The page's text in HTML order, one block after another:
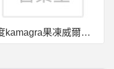
到無責任艦長？
英
雄聯盟- LIKAI還是PCS上路之光嗎? LIKAI還是PCS上路之光嗎?印度kamagra果凍威爾剛用於治療男性勃起功能障礙